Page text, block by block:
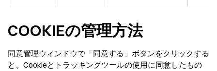
COOKIEの管理方法
同意管理ウィンドウで「同意する」ボタンをクリックする
と、Cookieとトラッキングツールの使用に同意したもの